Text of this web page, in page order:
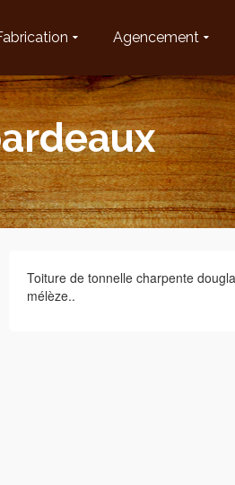
Agencement
Toiture de tonnelle charpente
mélèze..